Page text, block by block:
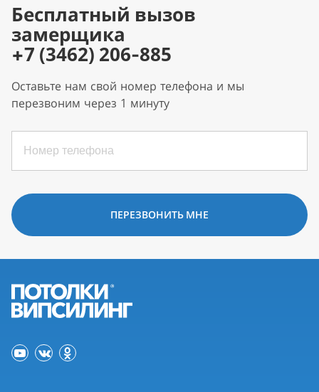
Бесплатный вызов
замерщика
+7 (3462) 206-885
Оставьте нам свой номер телефона и мы
перезвоним через 1 минуту
ПЕРЕЗВОНИТЬ МНЕ